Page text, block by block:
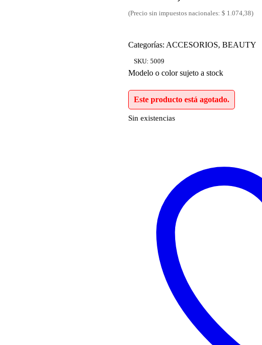
(Precio sin impuestos nacionales: $ 1.074,38)
Categorías: ACCESORIOS, BEAUTY
SKU: 5009
Modelo o color sujeto a stock
Este producto está agotado.
Sin existencias